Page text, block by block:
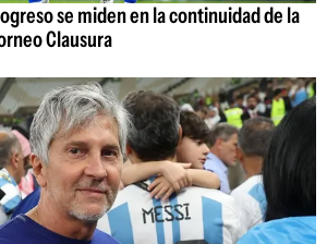
se miden en la continuidad de la
Clausura